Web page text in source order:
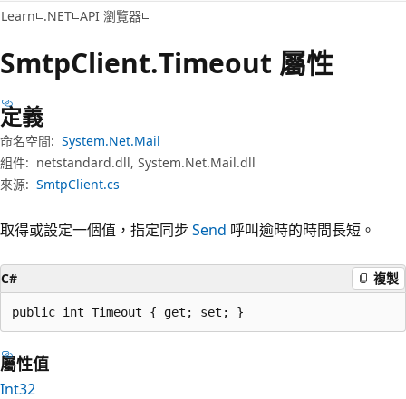
Learn .NET API 瀏覽器
SmtpClient.Timeout 屬性
定義
命名空間: System.Net.Mail
組件: netstandard.dll, System.Net.Mail.dll
來源: SmtpClient.cs
取得或設定一個值，指定同步 Send 呼叫逾時的時間長短。
C# 複製
public int Timeout { get; set; }
屬性值
Int32